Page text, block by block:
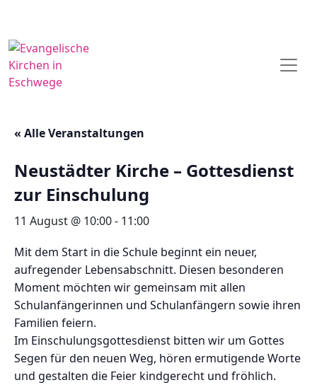
« Alle Veranstaltungen
Neustädter Kirche – Gottesdienst
zur Einschulung
11 August @ 10:00- 11:00
Mit dem Start in die Schule beginnt ein neuer,
aufregender Lebensabschnitt. Diesen besonderen
Moment möchten wir gemeinsam mit allen
Schulanfängerinnen und Schulanfängern sowie ihren
Familien feiern.
Im Einschulungsgottesdienst bitten wir um Gottes
Segen für den neuen Weg, hören ermutigende Worte
und gestalten die Feier kindgerecht und fröhlich.